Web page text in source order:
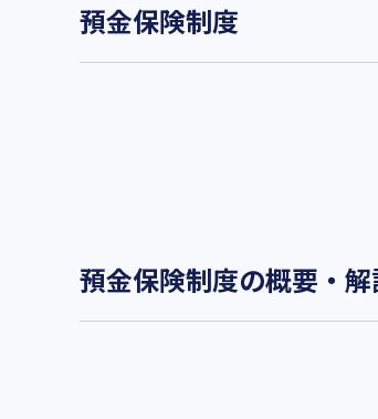
預金保険制度
預金保険制度の概要・